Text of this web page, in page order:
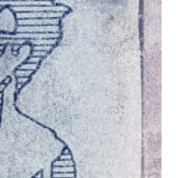
2023
2022
2018
2017
2013
2012